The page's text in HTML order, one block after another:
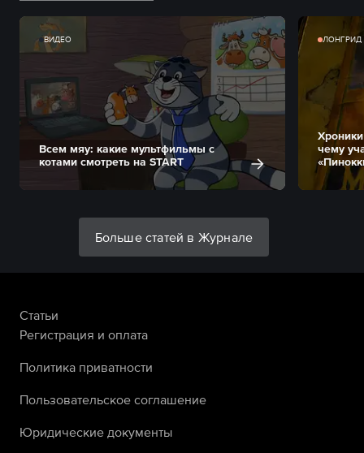
ВИДЕО
Всем мяу: какие мультфильмы с
котами смотреть на START
ЛОНГРИД
чему
Больше статей в Журнале
Статьи
Регистрация и оплата
Политика приватности
Пользовательское соглашение
Юридические документы